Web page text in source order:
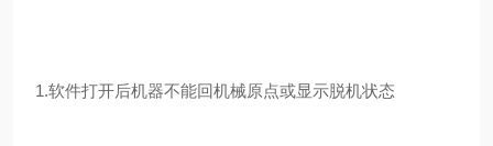
1.软件打开后机器不能回机械原点或显示脱机状态